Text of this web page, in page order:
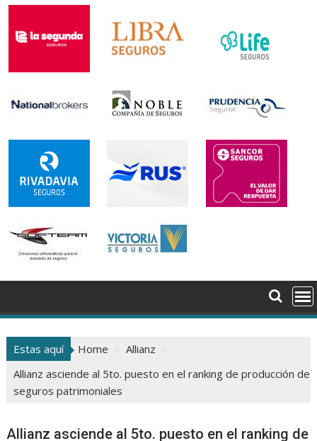
Estas aquí Home
Allianz
Allianz asciende al 5to. puesto en el ranking de producción de
seguros patrimoniales
Allianz asciende al 5to. puesto en el ranking de